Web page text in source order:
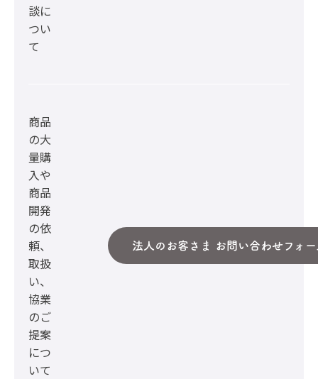
談に
つい
て
商品
の大
量購
入や
商品
開発
の依
頼、
取扱
い、
協業
のご
提案
につ
いて
法人のお客さま お問い合わせフォー